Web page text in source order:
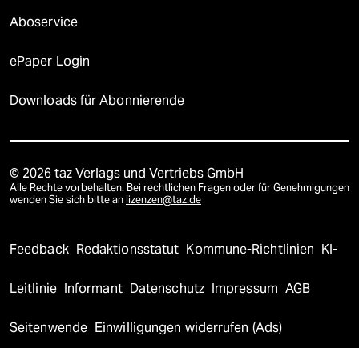
Aboservice
ePaper Login
Downloads für Abonnierende
© 2026 taz Verlags und Vertriebs GmbH
Alle Rechte vorbehalten. Bei rechtlichen Fragen oder für Genehmigungen
wenden Sie sich bitte an lizenzen@taz.de
Feedback Redaktionsstatut Kommune-Richtlinien KI-
Leitlinie Informant Datenschutz Impressum AGB
Seitenwende Einwilligungen widerrufen (Ads)